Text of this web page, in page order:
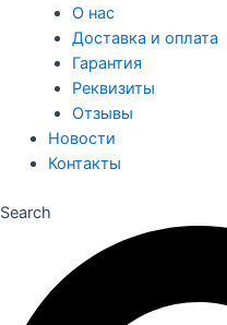
О нас
Доставка и оплата
Гарантия
Реквизиты
Отзывы
Новости
Контакты
Search